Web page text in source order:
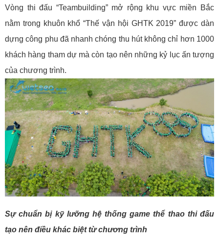
Vòng thi đấu “Teambuilding” mở rộng khu vực miền Bắc
nằm trong khuôn khổ “Thế vận hội GHTK 2019” được dàn
dựng công phu đã nhanh chóng thu hút không chỉ hơn 1000
khách hàng tham dự mà còn tạo nên những kỷ lục ấn tượng
của chương trình.
Sự chuẩn bị kỹ lưỡng hệ thống game thể thao thi đấu
tạo nên điều khác biệt từ chương trình